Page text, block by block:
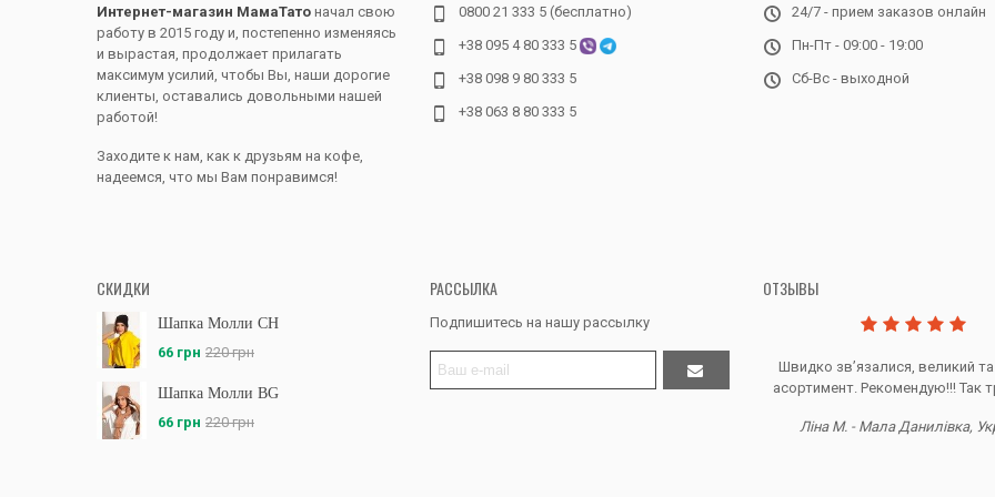
Интернет-магазин МамаТато начал свою
работу в 2015 году и, постепенно изменяясь
и вырастая, продолжает прилагать
максимум усилий, чтобы Вы, наши дорогие
клиенты, оставались довольными нашей
работой!
Заходите к нам, как к друзьям на кофе,
надеемся, что мы Вам понравимся!
0800 21 333 5 (бесплатно)
+38 095 4 80 333 5
+38 098 9 80 333 5
+38 063 8 80 333 5
24/7 - прием заказов онлайн
Пн-Пт - 09:00 - 19:00
Сб-Вс - выходной
СКИДКИ
Шапка Молли CH
66 грн 220 грн
Шапка Молли BG
66 грн 220 грн
РАССЫЛКА
Подпишитесь на нашу рассылку
ОТЗЫВЫ
Дякую за все, продавець супер.
Швидко звʼязалися, великий та
асортимент. Рекомендую!!! Так
Ліна М. - Мала Данилівка,